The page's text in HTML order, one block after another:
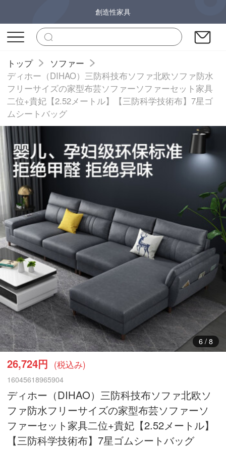
創造性家具
トップ
ソファー
ディホー（DIHAO）三防科技布ソファ北欧ソファ防水
フリーサイズの家型布芸ソファーソファーセット家具
二位+貴妃【2.52メートル】【三防科学技術布】7星ゴ
ムシートバッグ
7/ 8
26,724円 (税込み)
16045618965904
ディホー（DIHAO）三防科技布ソファ北欧ソ
ファ防水フリーサイズの家型布芸ソファーソ
ファーセット家具二位+貴妃【2.52メートル】
【三防科学技術布】7星ゴムシートバッグ